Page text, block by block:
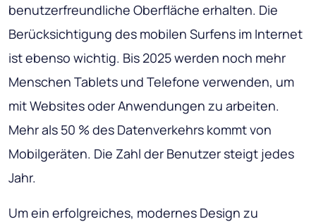
benutzerfreundliche Oberfläche erhalten. Die
Berücksichtigung des mobilen Surfens im Internet
ist ebenso wichtig. Bis 2025 werden noch mehr
Menschen Tablets und Telefone verwenden, um
mit Websites oder Anwendungen zu arbeiten.
Mehr als 50 % des Datenverkehrs kommt von
Mobilgeräten. Die Zahl der Benutzer steigt jedes
Jahr.
Um ein erfolgreiches, modernes Design zu